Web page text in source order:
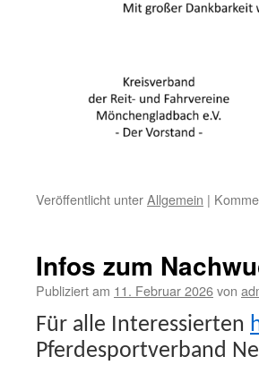
Veröffentlicht unterAllgemein |
Infos zum
Publiziert am 11. Februar 2026von
Für alle Interessierten
Pferdesportverband